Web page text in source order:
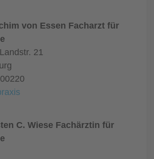
von Essen Facharzt für
21
C. Wiese Fachärztin für